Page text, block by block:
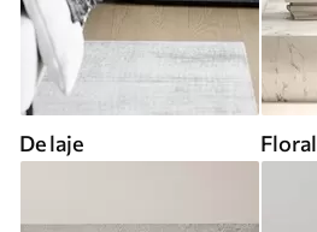
De laje Floral